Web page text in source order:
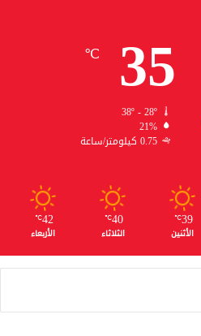
35
℃
38º - 28º
21%
0.75 كيلومتر/ساعة
39
℃
الأثنين
40
℃
الثلاثاء
42
℃
الأربعاء